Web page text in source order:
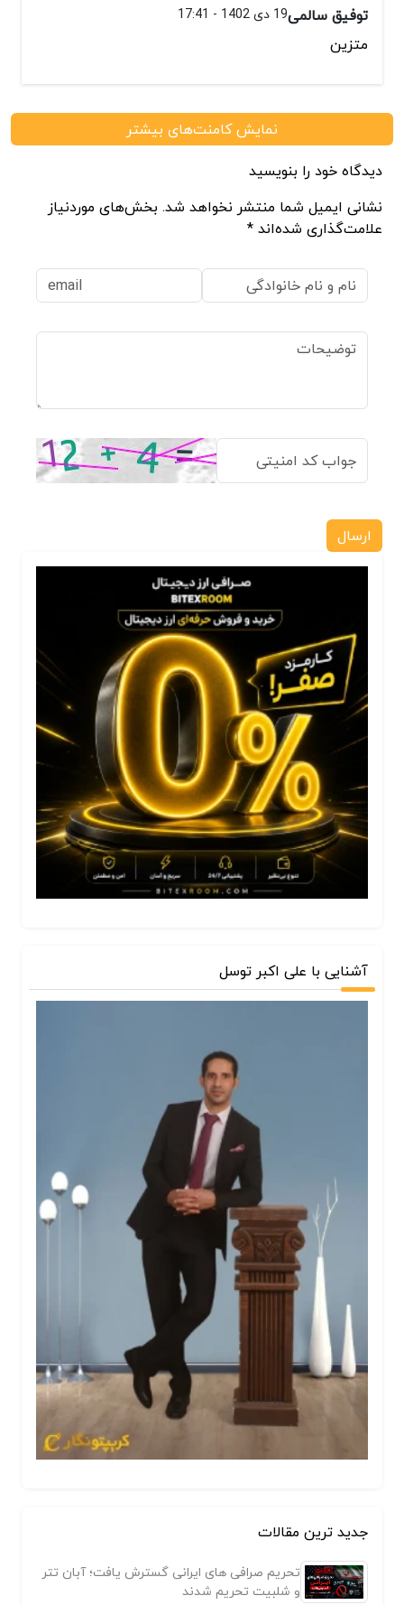
توفیق سالمی19 دی 1402 - 17:41
متزین
نمایش کامنت‌های بیشتر
دیدگاه خود را بنویسید
نشانی ایمیل شما منتشر نخواهد شد. بخش‌های موردنیاز
علامت‌گذاری شده‌اند *
ارسال
آشنایی با علی اکبر توسل
جدید ترین مقالات
تحریم صرافی های ایرانی گسترش یافت؛ آبان تتر
و شلبیت تحریم شدند